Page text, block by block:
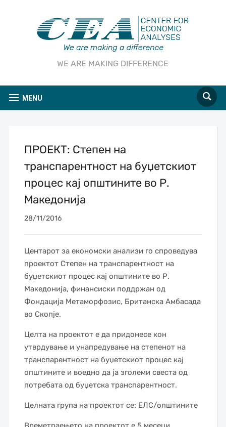
WE ARE MAKING DIFFERENCE
MENU
ПРОЕКТ: Степен на
транспарентност на буџетскиот
процес кај општините во Р.
Македонија
28/11/2016
Центарот за економски анализи го спроведува
проектот Степен на транспарентност на
буџетскиот процес кај општините во Р.
Македонија, финансиски поддржан од
Фондација Метаморфозис, Британска Амбасада
во Скопје.
Целта на проектот е да придонесе кон
утврдување и унапредување на степенот на
транспарентност на буџетскиот процес кај
општините и воедно да ја зголеми свеста од
потребата од буџетска транспарентност.
Целната група на проектот се: ЕЛС/општините